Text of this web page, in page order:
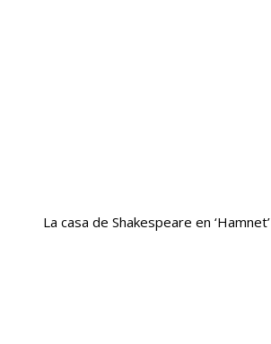
La casa de Shakespeare en ‘Hamnet’